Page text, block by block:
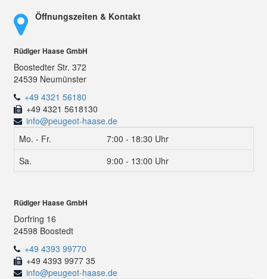
Öffnungszeiten & Kontakt
Rüdiger Haase GmbH
Boostedter Str. 372
24539 Neumünster
+49 4321 56180
+49 4321 5618130
info@peugeot-haase.de
Mo. - Fr.
7:00 - 18:30 Uhr
Sa.
9:00 - 13:00 Uhr
Rüdiger Haase GmbH
Dorfring 16
24598 Boostedt
+49 4393 99770
+49 4393 9977 35
info@peugeot-haase.de